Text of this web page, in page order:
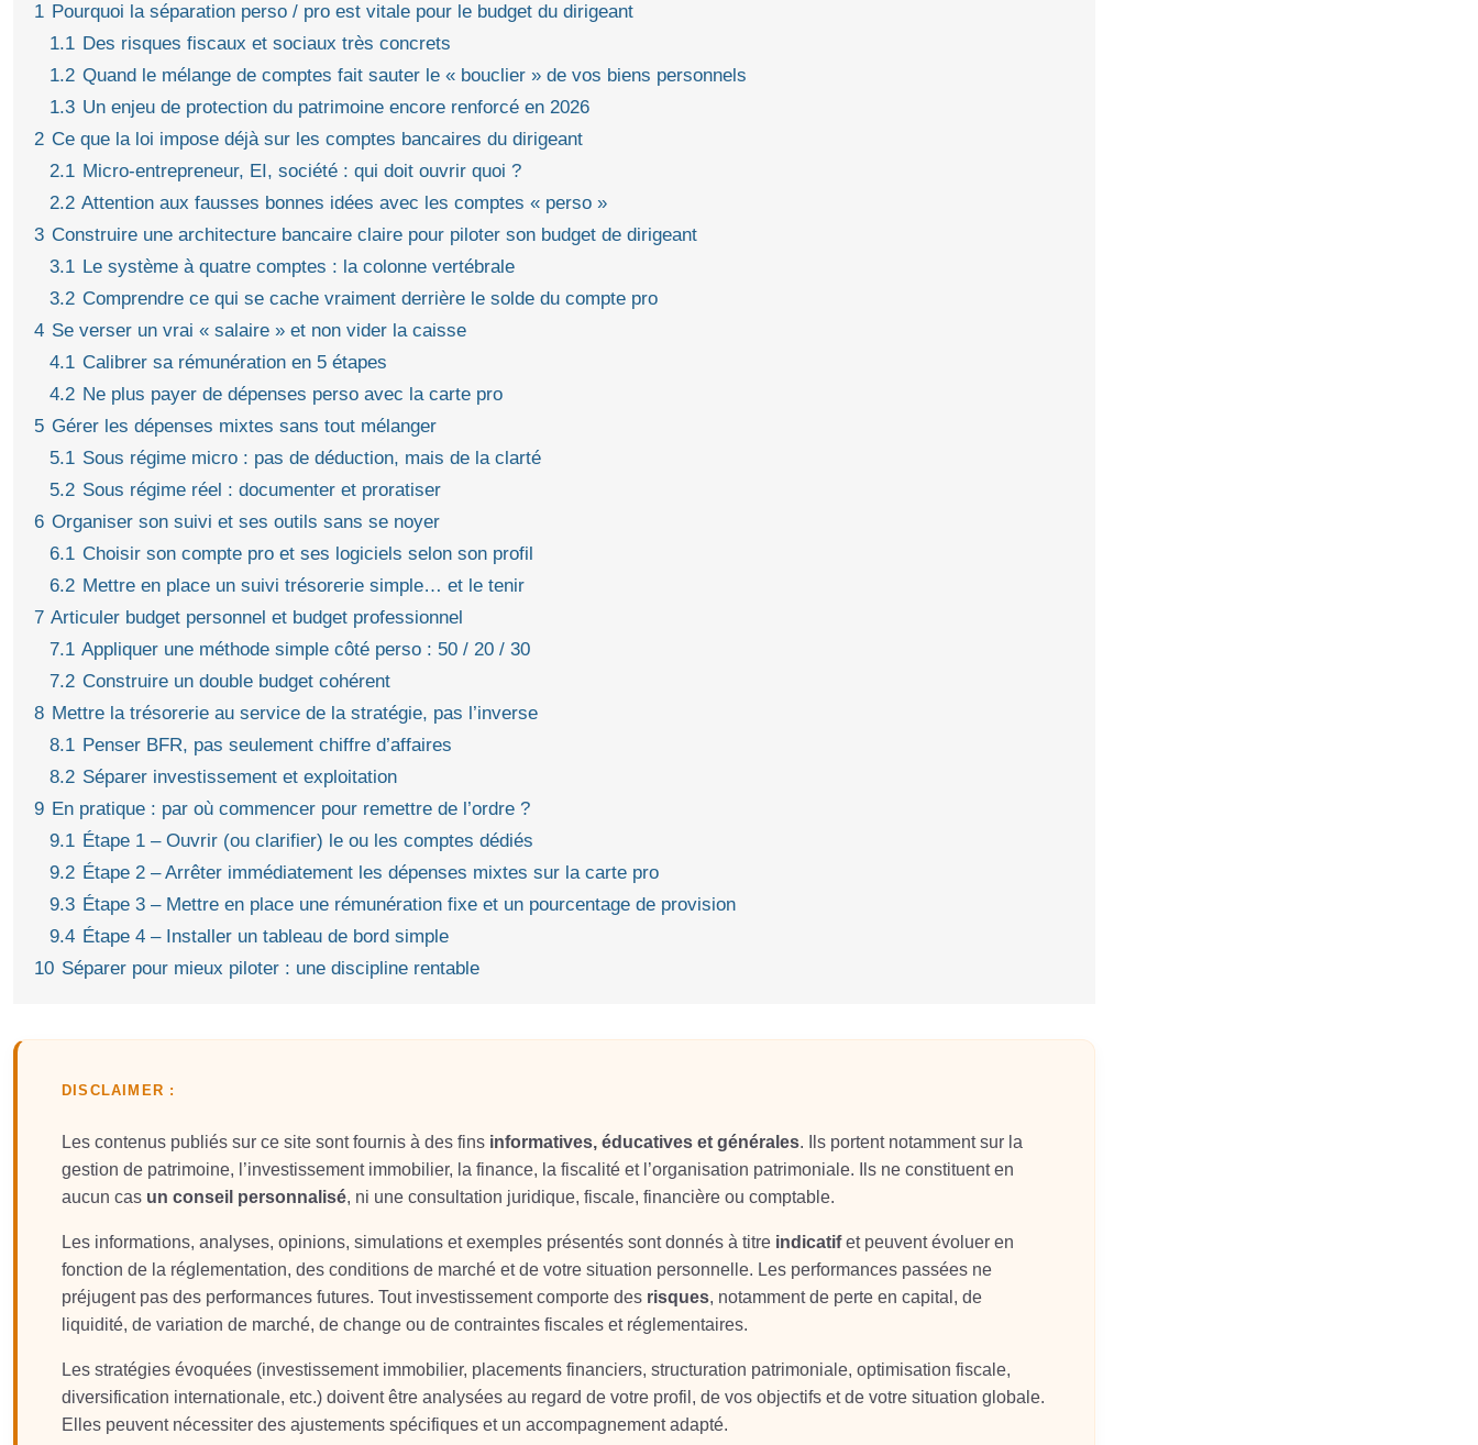
1 Pourquoi la séparation perso / pro est vitale pour le budget du dirigeant
1.1 Des risques fiscaux et sociaux très concrets
1.2 Quand le mélange de comptes fait sauter le « bouclier » de vos biens personnels
1.3 Un enjeu de protection du patrimoine encore renforcé en 2026
2 Ce que la loi impose déjà sur les comptes bancaires du dirigeant
2.1 Micro‑entrepreneur, EI, société : qui doit ouvrir quoi ?
2.2 Attention aux fausses bonnes idées avec les comptes « perso »
3 Construire une architecture bancaire claire pour piloter son budget de dirigeant
3.1 Le système à quatre comptes : la colonne vertébrale
3.2 Comprendre ce qui se cache vraiment derrière le solde du compte pro
4 Se verser un vrai « salaire » et non vider la caisse
4.1 Calibrer sa rémunération en 5 étapes
4.2 Ne plus payer de dépenses perso avec la carte pro
5 Gérer les dépenses mixtes sans tout mélanger
5.1 Sous régime micro : pas de déduction, mais de la clarté
5.2 Sous régime réel : documenter et proratiser
6 Organiser son suivi et ses outils sans se noyer
6.1 Choisir son compte pro et ses logiciels selon son profil
6.2 Mettre en place un suivi trésorerie simple… et le tenir
7 Articuler budget personnel et budget professionnel
7.1 Appliquer une méthode simple côté perso : 50 / 20 / 30
7.2 Construire un double budget cohérent
8 Mettre la trésorerie au service de la stratégie, pas l’inverse
8.1 Penser BFR, pas seulement chiffre d’affaires
8.2 Séparer investissement et exploitation
9 En pratique : par où commencer pour remettre de l’ordre ?
9.1 Étape 1 – Ouvrir (ou clarifier) le ou les comptes dédiés
9.2 Étape 2 – Arrêter immédiatement les dépenses mixtes sur la carte pro
9.3 Étape 3 – Mettre en place une rémunération fixe et un pourcentage de provision
9.4 Étape 4 – Installer un tableau de bord simple
10 Séparer pour mieux piloter : une discipline rentable
DISCLAIMER :
Les contenus publiés sur ce site sont fournis à des fins informatives, éducatives et générales. Ils portent notamment sur la
gestion de patrimoine, l’investissement immobilier, la finance, la fiscalité et l’organisation patrimoniale. Ils ne constituent en
aucun cas un conseil personnalisé, ni une consultation juridique, fiscale, financière ou comptable.
Les informations, analyses, opinions, simulations et exemples présentés sont donnés à titre indicatifet peuvent évoluer en
fonction de la réglementation, des conditions de marché et de votre situation personnelle. Les performances passées ne
préjugent pas des performances futures. Tout investissement comporte des risques, notamment de perte en capital, de
liquidité, de variation de marché, de change ou de contraintes fiscales et réglementaires.
Les stratégies évoquées (investissement immobilier, placements financiers, structuration patrimoniale, optimisation fiscale,
diversification internationale, etc.) doivent être analysées au regard de votre profil, de vos objectifs et de votre situation globale.
Elles peuvent nécessiter des ajustements spécifiques et un accompagnement adapté.